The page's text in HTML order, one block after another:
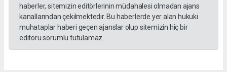
haberler, sitemizin editörlerinin müdahalesi olmadan ajans
kanallarından çekilmektedir. Bu haberlerde yer alan hukuki
muhataplar haberi geçen ajanslar olup sitemizin hiç bir
editörü sorumlu tutulamaz...